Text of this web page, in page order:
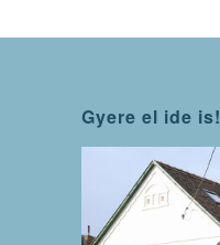
Gyere el ide is!